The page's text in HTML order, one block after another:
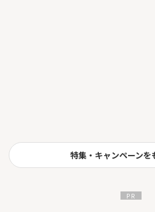
特集・キャンペーンを